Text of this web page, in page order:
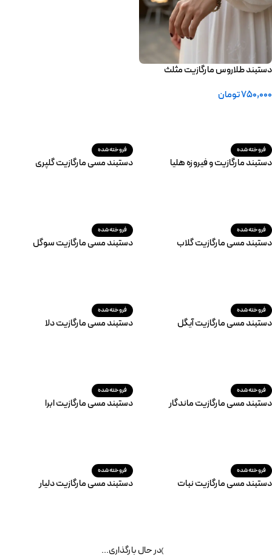
دستبند طلاروس مارگازیت مثلث
750,000تومان
فروخته شده
دستبند مارگازیت و فیروزه هلیا
فروخته شده
دستبند مسی مارگازیت گلپری
فروخته شده
دستبند مسی مارگازیت گلاب
فروخته شده
دستبند مسی مارگازیت سوگل
فروخته شده
دستبند مسی مارگازیت آیگل
فروخته شده
دستبند مسی مارگازیت دلا
فروخته شده
دستبند مسی مارگازیت ماندگار
فروخته شده
دستبند مسی مارگازیت ابرا
فروخته شده
دستبند مسی مارگازیت نبات
فروخته شده
دستبند مسی مارگازیت دلیار
در حال بارگذاری...